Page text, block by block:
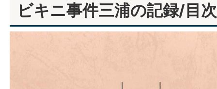
ビキニ事件三浦の記録/目次